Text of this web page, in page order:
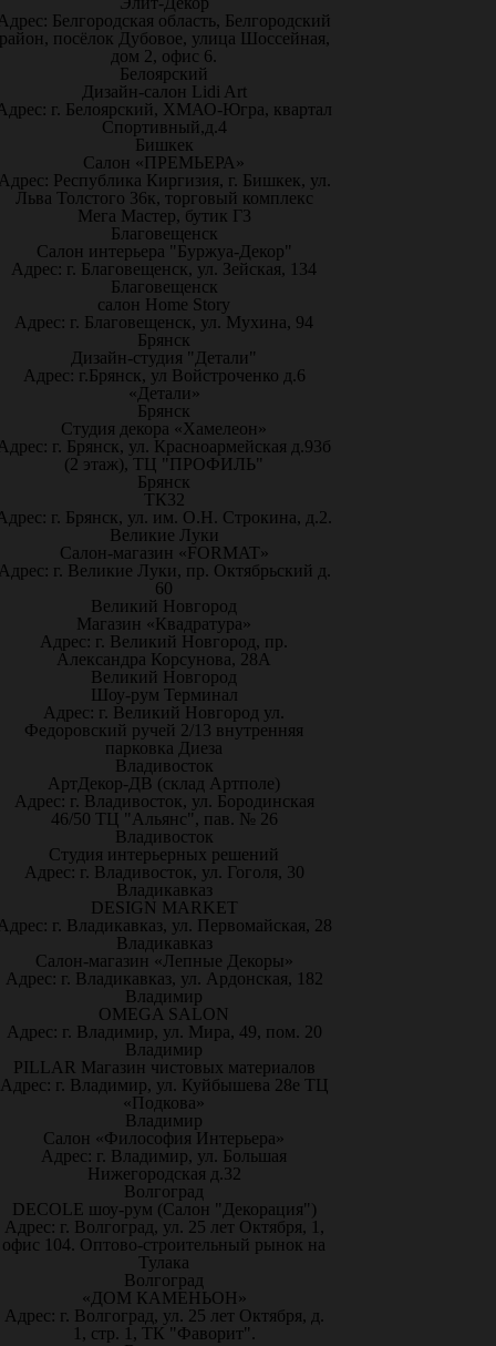
Белгородская область, Белгородский
посёлок Дубовое, улица Шоссейная,
дом 2, офис 6.
Белоярский
Дизайн-салон Lidi Art
г. Белоярский, ХМАО-Югра, квартал
Спортивный,д.4
Бишкек
Салон «ПРЕМЬЕРА»
Республика Киргизия, г. Бишкек, ул.
Льва Толстого 36к, торговый комплекс
Мега Мастер, бутик Г3
Благовещенск
Салон интерьера "Буржуа-Декор"
Адрес: г. Благовещенск, ул. Зейская, 134
Благовещенск
салон Home Story
Адрес: г. Благовещенск, ул. Мухина, 94
Брянск
Дизайн-студия "Детали"
Адрес: г.Брянск, ул Войстроченко д.6
«Детали»
Брянск
Студия декора «Хамелеон»
г. Брянск, ул. Красноармейская д.93б
(2 этаж), ТЦ "ПРОФИЛЬ"
Брянск
ТК32
г. Брянск, ул. им. О.Н. Строкина, д.2.
Великие Луки
Салон-магазин «FORMAT»
г. Великие Луки, пр. Октябрьский д.
60
Великий Новгород
Магазин «Квадратура»
Адрес: г. Великий Новгород, пр.
Александра Корсунова, 28А
Великий Новгород
Шоу-рум Терминал
Адрес: г. Великий Новгород ул.
Федоровский ручей 2/13 внутренняя
парковка Диеза
Владивосток
АртДекор-ДВ (склад Артполе)
Адрес: г. Владивосток, ул. Бородинская
46/50 ТЦ "Альянс", пав. № 26
Владивосток
Студия интерьерных решений
Адрес: г. Владивосток, ул. Гоголя, 30
Владикавказ
DESIGN MARKET
г. Владикавказ, ул. Первомайская, 28
Владикавказ
Салон-магазин «Лепные Декоры»
Адрес: г. Владикавказ, ул. Ардонская, 182
Владимир
OMEGA SALON
Адрес: г. Владимир, ул. Мира, 49, пом. 20
Владимир
PILLAR Магазин чистовых материалов
Адрес: г. Владимир, ул. Куйбышева 28е ТЦ
«Подкова»
Владимир
Салон «Философия Интерьера»
Адрес: г. Владимир, ул. Большая
Нижегородская д.32
Волгоград
DECOLE шоу-рум (Салон "Декорация")
Адрес: г. Волгоград, ул. 25 лет Октября, 1,
офис 104. Оптово-строительный рынок на
Тулака
Волгоград
«ДОМ КАМЕНЬОН»
Адрес: г. Волгоград, ул. 25 лет Октября, д.
1, стр. 1, ТК "Фаворит".